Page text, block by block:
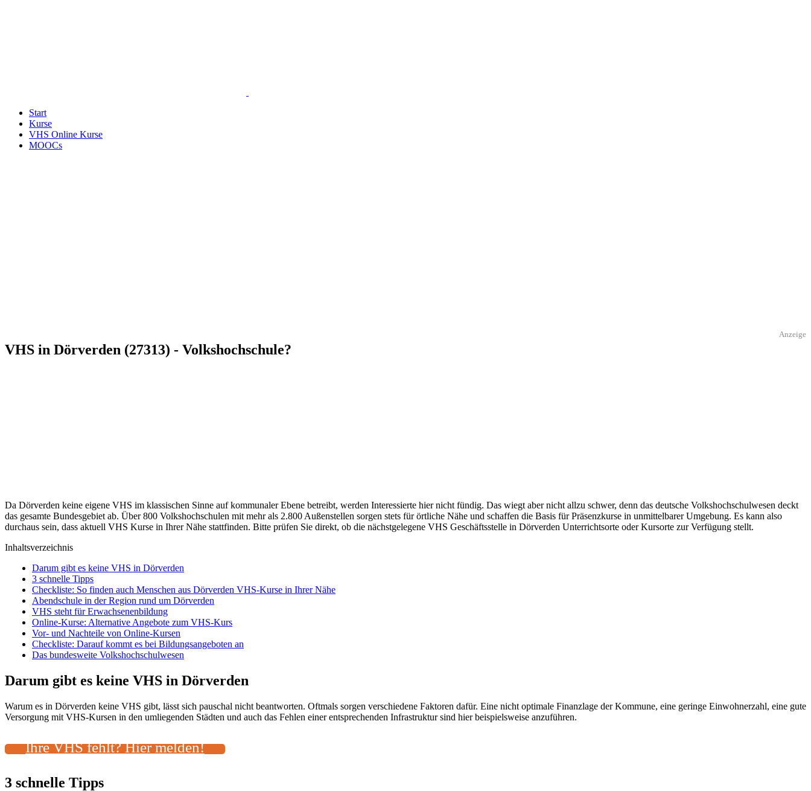
Start
Kurse
VHS Online Kurse
MOOCs
Anzeige
VHS in Dörverden (27313) - Volkshochschule?
Da Dörverden keine eigene VHS im klassischen Sinne auf kommunaler Ebene betreibt, werden Interessierte hier nicht fündig. Das wiegt aber nicht allzu schwer, denn das deutsche Volkshochschulwesen deckt
das gesamte Bundesgebiet ab. Über 800 Volkshochschulen mit mehr als 2.800 Außenstellen sorgen stets für örtliche Nähe und schaffen die Basis für Präsenzkurse in unmittelbarer Umgebung. Es kann also
durchaus sein, dass aktuell VHS Kurse in Ihrer Nähe stattfinden. Bitte prüfen Sie direkt, ob die nächstgelegene VHS Geschäftsstelle in Dörverden Unterrichtsorte oder Kursorte zur Verfügung stellt.
Inhaltsverzeichnis
Darum gibt es keine VHS in Dörverden
3 schnelle Tipps
Checkliste: So finden auch Menschen aus Dörverden VHS-Kurse in Ihrer Nähe
Abendschule in der Region rund um Dörverden
VHS steht für Erwachsenenbildung
Online-Kurse: Alternative Angebote zum VHS-Kurs
Vor- und Nachteile von Online-Kursen
Checkliste: Darauf kommt es bei Bildungsangeboten an
Das bundesweite Volkshochschulwesen
Darum gibt es keine VHS in Dörverden
Warum es in Dörverden keine VHS gibt, lässt sich pauschal nicht beantworten. Oftmals sorgen verschiedene Faktoren dafür. Eine nicht optimale Finanzlage der Kommune, eine geringe Einwohnerzahl, eine gute
Versorgung mit VHS-Kursen in den umliegenden Städten und auch das Fehlen einer entsprechenden Infrastruktur sind hier beispielsweise anzuführen.
Ihre VHS fehlt? Hier melden!
3 schnelle Tipps